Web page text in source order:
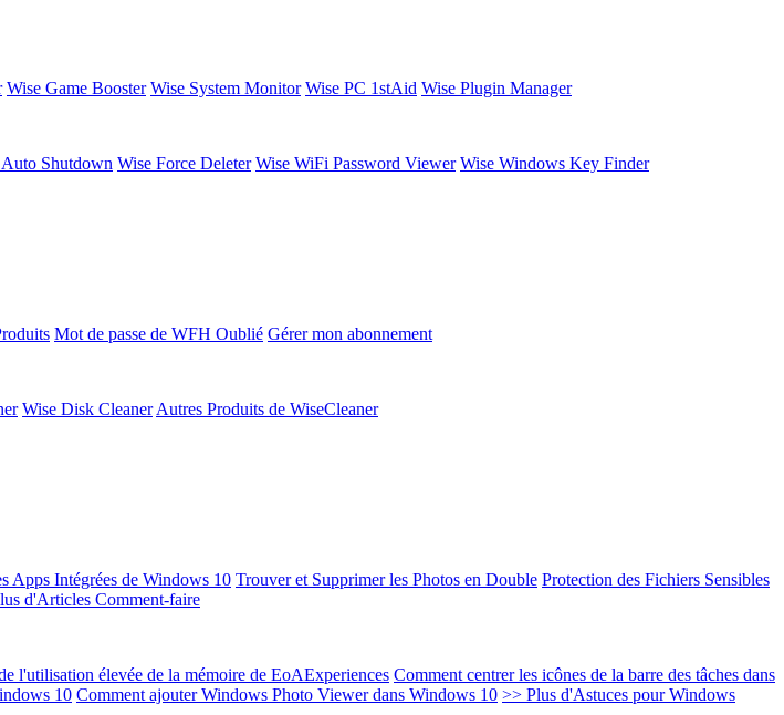
Wise Game Booster Wise System Monitor Wise PC 1stAid Wise Plugin Manager
Shutdown Wise Force Deleter Wise WiFi Password Viewer Wise Windows Key Finder
Mot de passe de WFH Oublié Gérer mon abonnement
Wise Disk Cleaner Autres Produits de WiseCleaner
Apps Intégrées de Windows 10 Trouver et Supprimer les Photos en Double Protection des Fichiers Sensibles
d'Articles Comment-faire
l'utilisation élevée de la mémoire de EoAExperiences Comment centrer les icônes de la barre des tâches dans
10 Comment ajouter Windows Photo Viewer dans Windows 10 >> Plus d'Astuces pour Windows